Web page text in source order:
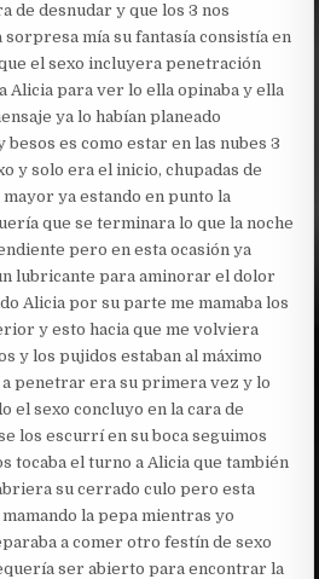
de desnudar y que los 3 nos
sorpresa mía su fantasía consistía en
el sexo incluyera penetración
Alicia para ver lo ella opinaba y ella
ya lo habían planeado
es como estar en las nubes 3
y solo era el inicio, chupadas de
ya estando en punto la
que se terminara lo que la noche
pero en esta ocasión ya
lubricante para aminorar el dolor
Alicia por su parte me mamaba los
y esto hacia que me volviera
y los pujidos estaban al máximo
penetrar era su primera vez y lo
el sexo concluyo en la cara de
los escurrí en su boca seguimos
tocaba el turno a Alicia que también
su cerrado culo pero esta
la pepa mientras yo
a comer otro festín de sexo
ser abierto para encontrar la